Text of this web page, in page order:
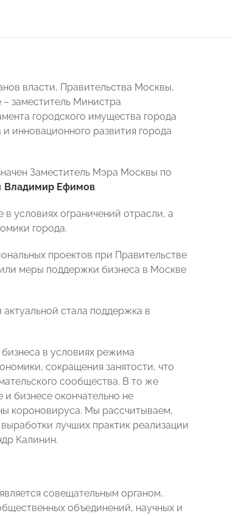
власти, Правительства Москвы,
заместитель Министра
городского имущества города
инновационного развития города
Заместитель Мэра Москвы по
Владимир Ефимов.
условиях ограничений отрасли, а
города.
проектов при Правительстве
меры поддержки бизнеса в Москве
стала поддержка в
в условиях режима
сокращения занятости, что
сообщества. В то же
бизнесе окончательно не
короновируса. Мы рассчитываем,
лучших практик реализации
Калинин.
совещательным органом,
объединений, научных и